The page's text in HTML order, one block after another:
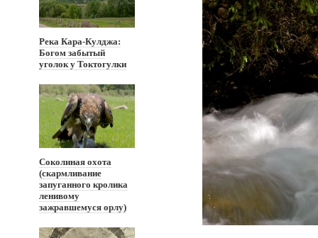
Река Кара-Кулджа:
Богом забытый
уголок у Токтогулки
Соколиная охота
(скармливание
запуганного кролика
ленивому
зажравшемуся орлу)